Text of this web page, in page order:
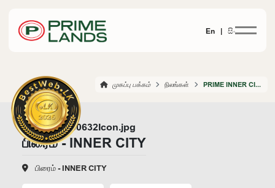
En | සිං
முகப்பு பக்கம் நிலங்கள் PRIME INNER CITY
பிரைம் - INNER CITY
பிரைம் - INNER CITY